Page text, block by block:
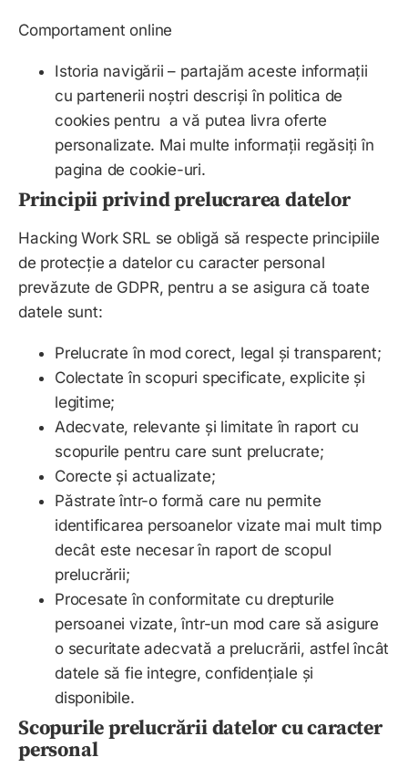
Comportament online
Istoria navigării – partajăm aceste informații
cu partenerii noștri descriși în politica de
cookies pentru a vă putea livra oferte
personalizate. Mai multe informații regăsiți în
pagina de cookie-uri.
Principii privind prelucrarea datelor
Hacking Work SRL se obligă să respecte principiile
de protecție a datelor cu caracter personal
prevăzute de GDPR, pentru a se asigura că toate
datele sunt:
Prelucrate în mod corect, legal și transparent;
Colectate în scopuri specificate, explicite și
legitime;
Adecvate, relevante și limitate în raport cu
scopurile pentru care sunt prelucrate;
Corecte și actualizate;
Păstrate într-o formă care nu permite
identificarea persoanelor vizate mai mult timp
decât este necesar în raport de scopul
prelucrării;
Procesate în conformitate cu drepturile
persoanei vizate, într-un mod care să asigure
o securitate adecvată a prelucrării, astfel încât
datele să fie integre, confidențiale și
disponibile.
Scopurile prelucrării datelor cu caracter
personal